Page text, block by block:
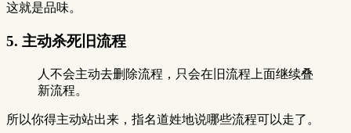
这就是品味。
5. 主动杀死旧流程
人不会主动去删除流程，只会在旧流程上面继续叠
新流程。
所以你得主动站出来，指名道姓地说哪些流程可以走了。